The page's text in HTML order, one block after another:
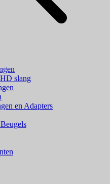
slang
en Adapters